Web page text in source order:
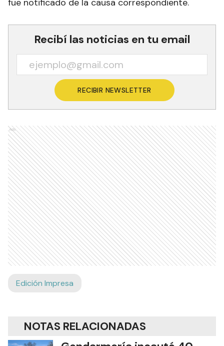
fue notificado de la causa correspondiente.
Recibí las noticias en tu email
RECIBIR NEWSLETTER
Ads
Edición Impresa
NOTAS RELACIONADAS